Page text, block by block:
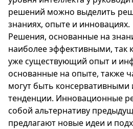
решений можно выделить
знаниях, опыте и инновациях.
Решения, основанные на
наиболее эффективными, так
уже существующий опыт и
основанные на опыте, также
могут быть
тенденции. Инновационные
собой альтернативу
предлагают новые идеи и